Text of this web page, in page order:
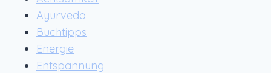
Ayurveda
Buchtipps
Energie
Entspannung